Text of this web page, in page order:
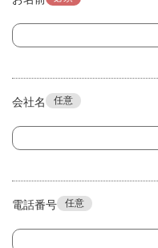
会社名 任意
電話番号 任意